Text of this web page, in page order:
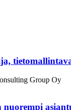
Group Oy
nuorempi